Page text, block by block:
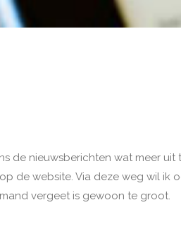
de nieuwsberichten wat meer
de website. Via deze weg wil
vergeet is gewoon te groot.